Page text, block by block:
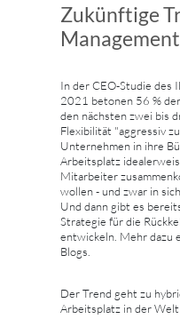
Zukünftige
Management
In der CEO-Studie des
2021 betonen 56 %
den nächsten zwei bis
Flexibilität "aggressiv
Unternehmen in ihre
Arbeitsplatz
Mitarbeiter
wollen - und zwar in
Und dann gibt es
Strategie für die
entwickeln. Mehr dazu
Blogs.
Der Trend geht zu
Arbeitsplatz in der